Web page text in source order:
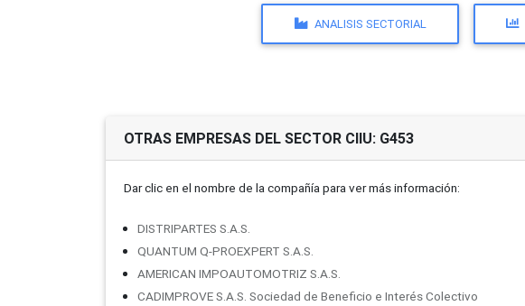
ANALISIS SECTORIAL
OTRAS EMPRESAS DEL SECTOR CIIU: G453
Dar clic en el nombre de la compañí­a para ver más información:
DISTRIPARTES S.A.S.
QUANTUM Q-PROEXPERT S.A.S.
AMERICAN IMPOAUTOMOTRIZ S.A.S.
CADIMPROVE S.A.S. Sociedad de Beneficio e Interés Colectivo